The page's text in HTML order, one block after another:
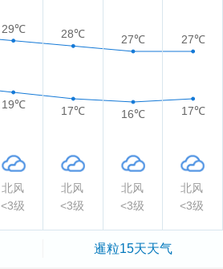
29℃ 28℃ 27℃ 27℃
19℃ 17℃ 16℃ 17℃
北风 北风 北风
北风
<3级 <3级 <3级 <3级
暹粒15天天气